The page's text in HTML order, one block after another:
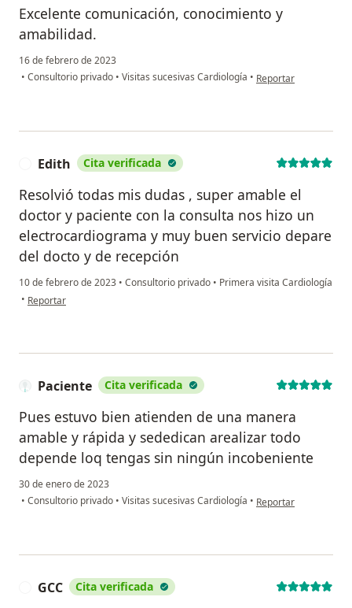
Excelente comunicación, conocimiento y
amabilidad.
16 de febrero de 2023
• Consultorio privado • Visitas sucesivas Cardiología • en opinión del
Reportar
Edith Cita verificada
Resolvió todas mis dudas , super amable el
doctor y paciente con la consulta nos hizo un
electrocardiograma y muy buen servicio depare
del docto y de recepción
10 de febrero de 2023 • Consultorio privado • Primera visita Cardiología
• en opinión del usuario Edith
Reportar
Paciente Cita verificada
Pues estuvo bien atienden de una manera
amable y rápida y sededican arealizar todo
depende loq tengas sin ningún incobeniente
30 de enero de 2023
• Consultorio privado • Visitas sucesivas Cardiología • en opinión del
Reportar
GCC Cita verificada